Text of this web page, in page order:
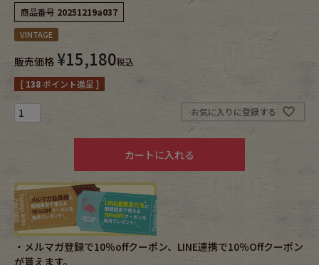
Outer
Fafatt
小物・アクセサリーから探す
Bag
Accessory
Belt antique goods
商品番号 20251219a037
VINTAGE
販売価格 ¥15,180税込
[ 138ポイント進呈 ]
お気に入りに登録する
カートに入れる
・メルマガ登録で10％offクーポン、LINE連携で10％Offクーポン
が貰えます。